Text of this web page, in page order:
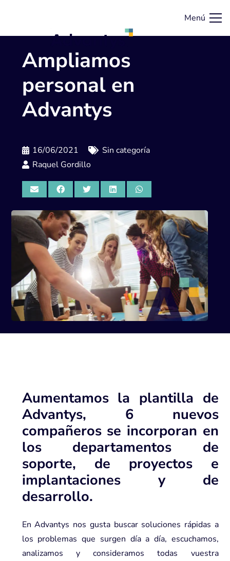
Menú
Ampliamos
personal en
Advantys
16/06/2021
Sin categoría
Raquel Gordillo
Aumentamos la plantilla de
Advantys, 6 nuevos
compañeros se incorporan en
los departamentos de
soporte, de proyectos e
implantaciones y de
desarrollo.
En Advantys nos gusta buscar soluciones rápidas a
los problemas que surgen día a día, escuchamos,
analizamos y consideramos todas vuestra